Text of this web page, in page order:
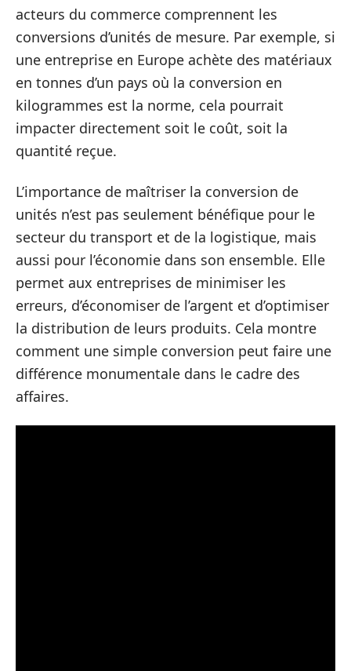
acteurs du commerce comprennent les
conversions d’unités de mesure. Par exemple, si
une entreprise en Europe achète des matériaux
en tonnes d’un pays où la conversion en
kilogrammes est la norme, cela pourrait
impacter directement soit le coût, soit la
quantité reçue.
L’importance de maîtriser la conversion de
unités n’est pas seulement bénéfique pour le
secteur du transport et de la logistique, mais
aussi pour l’économie dans son ensemble. Elle
permet aux entreprises de minimiser les
erreurs, d’économiser de l’argent et d’optimiser
la distribution de leurs produits. Cela montre
comment une simple conversion peut faire une
différence monumentale dans le cadre des
affaires.